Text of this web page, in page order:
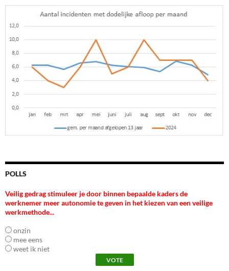
POLLS
Veilig gedrag stimuleer je door binnen bepaalde kaders de
werknemer meer autonomie te geven in het kiezen van een veilige
werkmethode...
onzin
mee eens
weet ik niet